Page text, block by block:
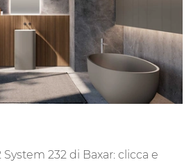
232 di Baxar: clicca e